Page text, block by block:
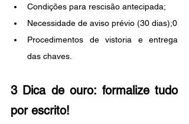
Condições para rescisão antecipada;
Necessidade de aviso prévio (30 dias);0
Procedimentos de vistoria e entrega
das chaves.
3 Dica de ouro: formalize tudo
por escrito!